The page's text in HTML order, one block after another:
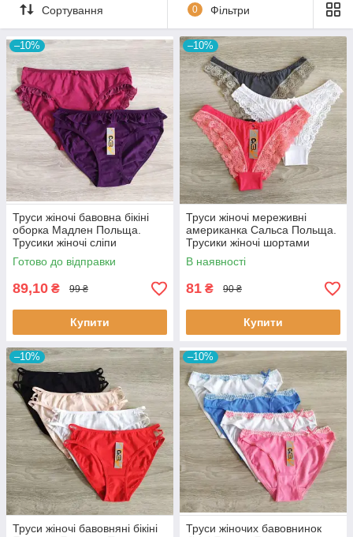
Сортування 0 Фільтри
–10%
Труси жіночі бавовна бікіні
оборка Мадлен Польща.
Трусики жіночі сліпи
Готово до відправки
89,10 ₴ 99 ₴
Купити
–10%
Труси жіночі мереживні
американка Сальса Польща.
Трусики жіночі шортами
В наявності
81 ₴ 90 ₴
Купити
–10%
Труси жіночі бавовняні бікіні
–10%
Труси жіночих бавовнинок